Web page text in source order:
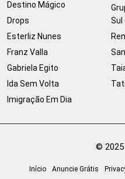
Destino Mágico
Drops
Esterliz Nunes
Franz Valla
Gabriela Egito
Ida Sem Volta
Imigração Em Dia
Sul
© 2025
Início Anuncie Grátis